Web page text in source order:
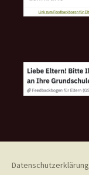
Datenschutzerklärung